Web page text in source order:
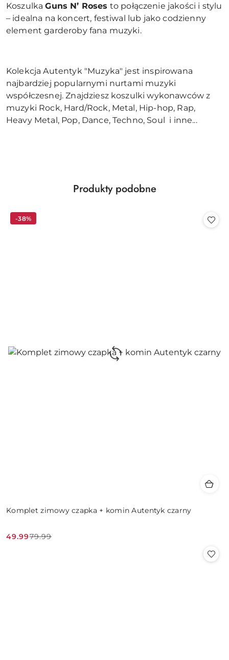
KoszulkaGuns N’ Roses to połączenie jakości i stylu
– idealna na koncert, festiwal lub jako codzienny
element garderoby fana muzyki.
Kolekcja Autentyk "Muzyka" jest inspirowana
najbardziej popularnymi nurtami muzyki
współczesnej. Znajdziesz koszulki wykonawców z
muzyki Rock, Hard/Rock, Metal, Hip-hop, Rap,
Heavy Metal, Pop, Dance, Techno, Soul i inne...
Pomiń karuzelę produktów
Produkty
Produkty podobne
Komplet zimowy czapka + komin Autentyk czarny
Cena
49.99
Cena
79.99
-38%